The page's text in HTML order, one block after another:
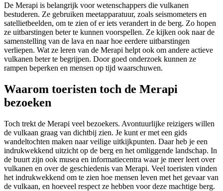
De Merapi is belangrijk voor wetenschappers die vulkanen
bestuderen. Ze gebruiken meetapparatuur, zoals seismometers en
satellietbeelden, om te zien of er iets verandert in de berg. Zo hopen
ze uitbarstingen beter te kunnen voorspellen. Ze kijken ook naar de
samenstelling van de lava en naar hoe eerdere uitbarstingen
verliepen. Wat ze leren van de Merapi helpt ook om andere actieve
vulkanen beter te begrijpen. Door goed onderzoek kunnen ze
rampen beperken en mensen op tijd waarschuwen.
Waarom toeristen toch de Merapi
bezoeken
Toch trekt de Merapi veel bezoekers. Avontuurlijke reizigers willen
de vulkaan graag van dichtbij zien. Je kunt er met een gids
wandeltochten maken naar veilige uitkijkpunten. Daar heb je een
indrukwekkend uitzicht op de berg en het omliggende landschap. In
de buurt zijn ook musea en informatiecentra waar je meer leert over
vulkanen en over de geschiedenis van Merapi. Veel toeristen vinden
het indrukwekkend om te zien hoe mensen leven met het gevaar van
de vulkaan, en hoeveel respect ze hebben voor deze machtige berg.